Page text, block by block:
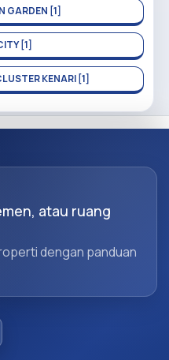
GARDEN [1]
[1]
KENARI [1]
atau ruang
dengan panduan